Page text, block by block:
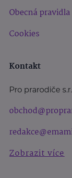
Obecná
Cookies
Kontakt
Pro prarodiče
Zobrazit více